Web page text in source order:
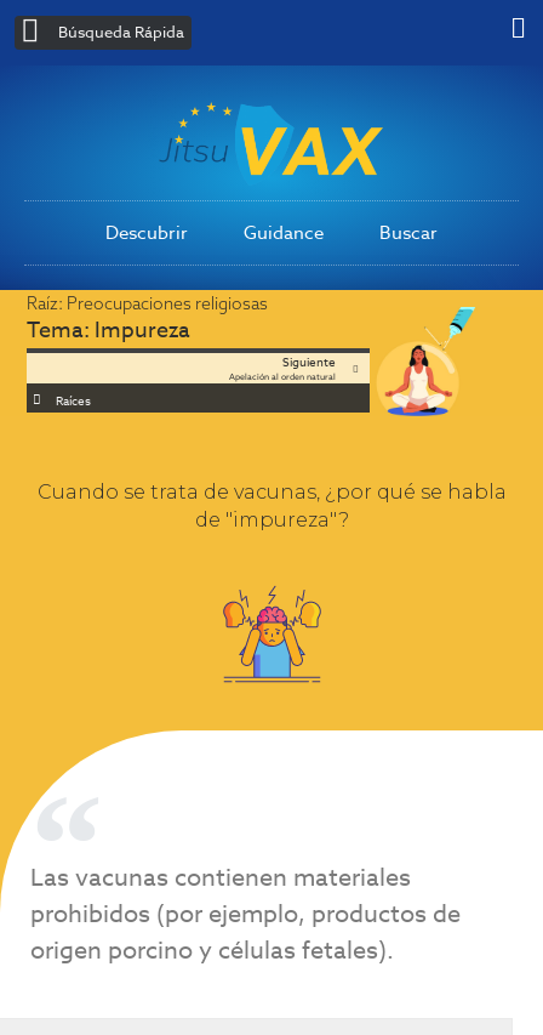
Búsqueda Rápida
Descubrir Guidance Buscar
Raíz: Preocupaciones religiosas
Tema: Impureza
Siguiente
Apelación al orden natural
Raíces
Cuando se trata de vacunas, ¿por qué se habla
de "impureza"?
Las vacunas contienen materiales
prohibidos (por ejemplo, productos de
origen porcino y células fetales).